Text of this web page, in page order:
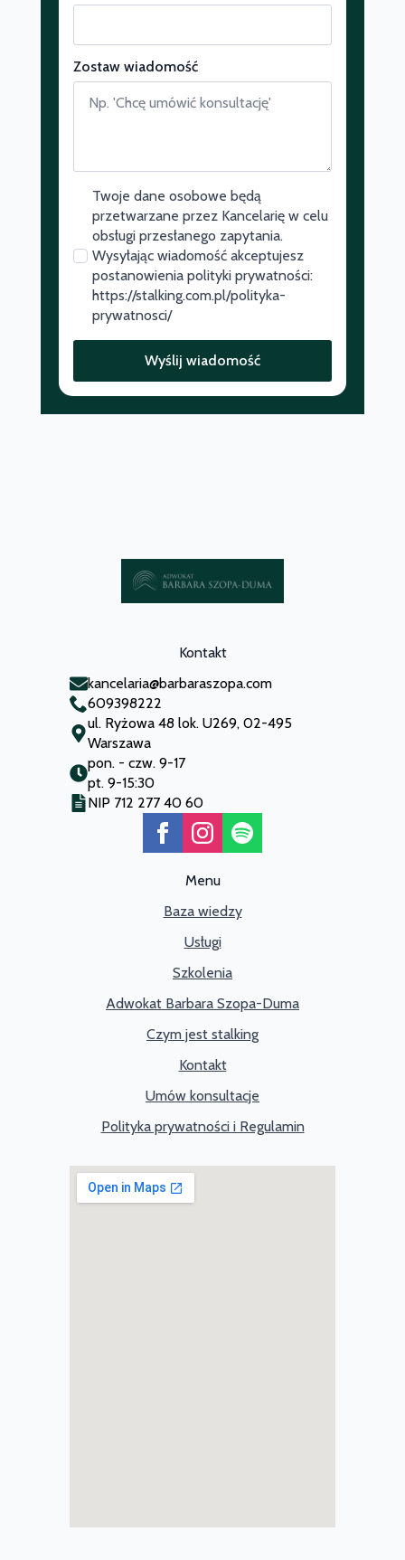
Zostaw wiadomość
Twoje dane osobowe będą
przetwarzane przez Kancelarię w celu
obsługi przesłanego zapytania.
Wysyłając wiadomość akceptujesz
postanowienia polityki prywatności:
https://stalking.com.pl/polityka-
prywatnosci/
Wyślij wiadomość
Kontakt
kancelaria@barbaraszopa.com
609398222
ul. Ryżowa 48 lok. U269, 02-495
Warszawa
pon. - czw. 9-17
pt. 9-15:30
NIP 712 277 40 60
Menu
Baza wiedzy
Usługi
Szkolenia
Adwokat Barbara Szopa-Duma
Czym jest stalking
Kontakt
Umów konsultacje
Polityka prywatności i Regulamin